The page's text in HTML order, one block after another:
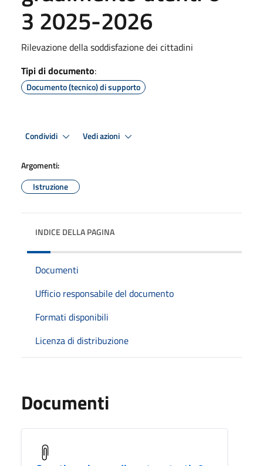
3 2025-2026
Rilevazione della soddisfazione dei cittadini
Tipi di documento:
Documento (tecnico) di supporto
Condividi Vedi azioni
Argomenti:
Istruzione
INDICE DELLA PAGINA
Documenti
Ufficio responsabile del documento
Formati disponibili
Licenza di distribuzione
Documenti